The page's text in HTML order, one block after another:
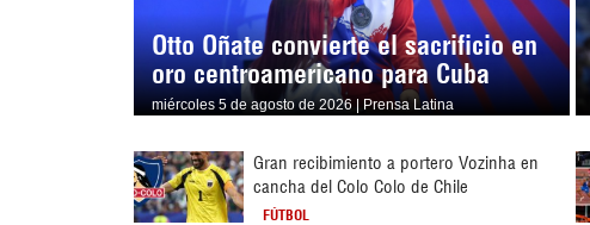
Otto Oñate convierte el sacrificio en
oro centroamericano para Cuba
miércoles 5 de agosto de 2026 | Prensa Latina
Gran recibimiento a portero Vozinha en
cancha del Colo Colo de Chile
FÚTBOL